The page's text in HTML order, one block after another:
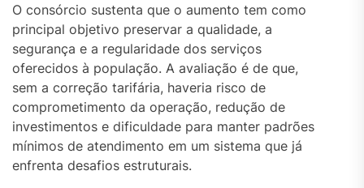
O consórcio sustenta que o aumento tem como
principal objetivo preservar a qualidade, a
segurança e a regularidade dos serviços
oferecidos à população. A avaliação é de que,
sem a correção tarifária, haveria risco de
comprometimento da operação, redução de
investimentos e dificuldade para manter padrões
mínimos de atendimento em um sistema que já
enfrenta desafios estruturais.